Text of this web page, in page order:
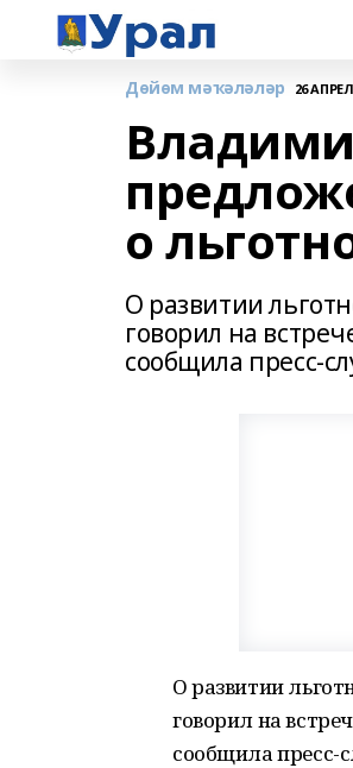
Дөйөм мәҡәләләр 26
о
О развитии
говорил на
сообщила пресс-
О развитии
говорил на
сообщила пресс-